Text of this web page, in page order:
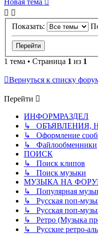
Новая тема
Показать:
1 тема • Страница 1 из 1
Вернуться к списку
Перейти
ИНФОРМРАЗДЕЛ
↳ ОБЪЯВЛЕНИЯ,
↳ Оформление
↳ Файлообменники
ПОИСК
↳ Поиск клипов
↳ Поиск музыки
МУЗЫКА НА
↳ Популярная
↳ Русская поп-
↳ Русская поп-
↳ Ретро (Музыка
↳ Русские ретро-